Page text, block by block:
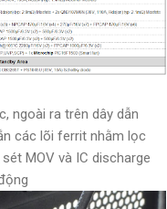
ngoài ra trên dây dẫn
các lõi ferrit nhằm lọc
MOV và IC discharge